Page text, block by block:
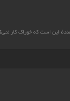
این است که خوراک کار